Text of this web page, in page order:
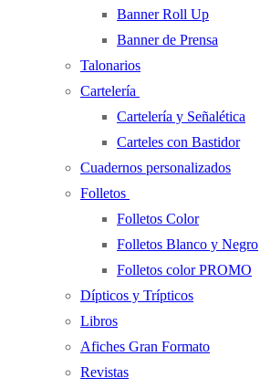
Banner Roll Up
Banner de Prensa
Talonarios
Cartelería
Cartelería y Señalética
Carteles con Bastidor
Cuadernos personalizados
Folletos
Folletos Color
Folletos Blanco y Negro
Folletos color PROMO
Dípticos y Trípticos
Libros
Afiches Gran Formato
Revistas